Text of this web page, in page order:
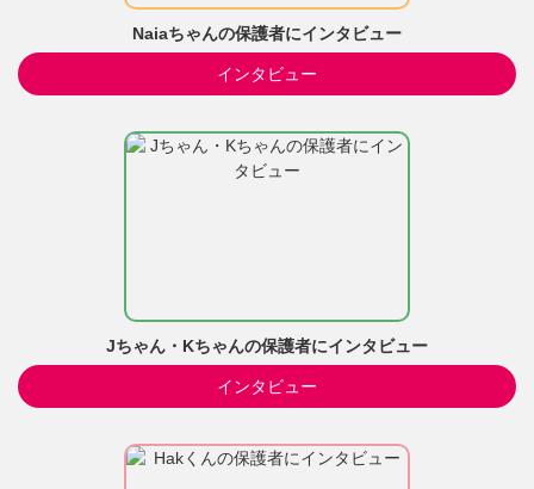
Naiaちゃんの保護者にインタビュー
インタビュー
Jちゃん・Kちゃんの保護者にインタビュー
インタビュー